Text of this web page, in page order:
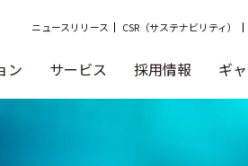
ン サービス 採用情報 ギ
ニュースリリース CSR（サステナビリティ）